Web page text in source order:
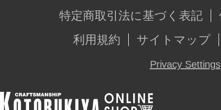
特定商取引法に基づく表記
利用規約
サイトマップ
Privacy Settings